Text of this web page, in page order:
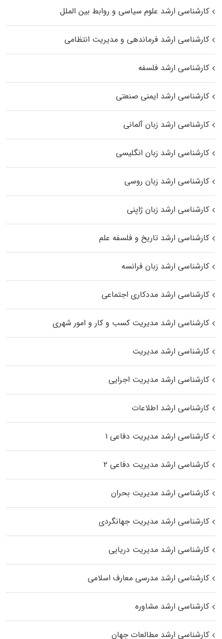
کارشناسی ارشد علوم سیاسی و روابط بین الملل
کارشناسی ارشد فرماندهی و مدیریت انتظامی
کارشناسی ارشد فلسفه
کارشناسی ارشد ایمنی صنعتی
کارشناسی ارشد زبان آلمانی
کارشناسی ارشد زبان انگلیسی
کارشناسی ارشد زبان روسی
کارشناسی ارشد زبان ژاپنی
کارشناسی ارشد تاریخ و فلسفه علم
کارشناسی ارشد زبان فرانسه
کارشناسی ارشد مددکاری اجتماعی
کارشناسی ارشد مدیریت کسب و کار و امور شهری
کارشناسی ارشد مدیریت
کارشناسی ارشد مدیریت اجرایی
کارشناسی ارشد اطلاعات
کارشناسی ارشد مدیریت دفاعی ۱
کارشناسی ارشد مدیریت دفاعی ۲
کارشناسی ارشد مدیریت بحران
کارشناسی ارشد مدیریت جهانگردی
کارشناسی ارشد مدیریت دریایی
کارشناسی ارشد مدرسی معارف اسلامی
کارشناسی ارشد مشاوره
کارشناسی ارشد مطالعات جهان